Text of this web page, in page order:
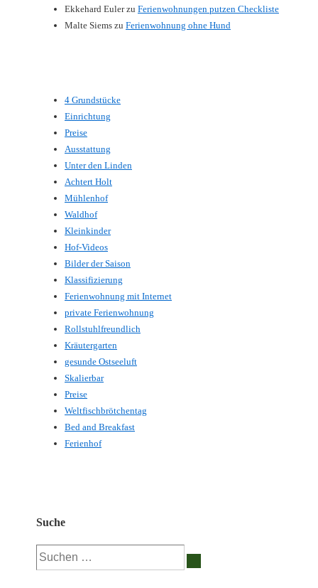
Ekkehard Eulerzu Ferienwohnungen putzen Checkliste
Malte Siems zu Ferienwohnung ohne Hund
4 Grundstücke
Einrichtung
Preise
Ausstattung
Unter den Linden
Achtert Holt
Mühlenhof
Waldhof
Kleinkinder
Hof-Videos
Bilder der Saison
Klassifizierung
Ferienwohnung mit Internet
private Ferienwohnung
Rollstuhlfreundlich
Kräutergarten
gesunde Ostseeluft
Skalierbar
Preise
Weltfischbrötchentag
Bed and Breakfast
Ferienhof
Suche
Suchen
nach: